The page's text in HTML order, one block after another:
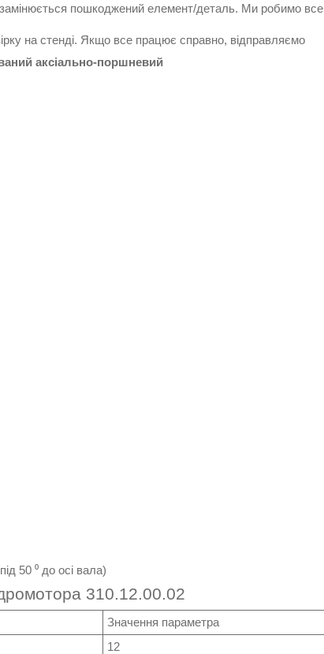
пошкоджений елемент/деталь. Ми робимо
на стенді. Якщо все працює справно, відправляємо
аксіально-поршневий
50 ⁰ до осі вала)
310.12.00.02
Значення параметра
12